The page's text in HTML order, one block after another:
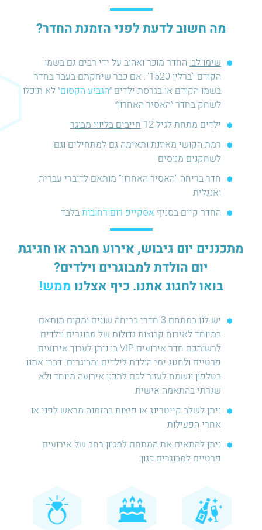
מה חשוב לדעת לפני הזמנת החדר?
שימו לב: החדר מוכר ואהוב על ידי רבים גם בשמו
הקודם "ברלין 1520". אם כבר שיחקתם בעבר בחדר
בשמו הקודם או בגרסת ילדים ״הגביע הקסום״ לא תוכלו
לשחק בחדר ״האסיר האחרון״
ילדים מתחת לגיל 12
חייבים בליווי מבוגר
רמת הקושי מאוזנת ותאימה גם למתחילים וגם
לשחקנים מנוסים
חדר בריחה "האסיר האחרון" מותאם לדוברי עברית
ואנגלית
החדר קיים בסניף אסקייפ רום רחובותבלבד
מתכננים יום גיבוש, אירוע חברה או חגיגת
יום הולדת למבוגרים וילדים?
בואו לחגוג אתנו. כיף אצלנוממש!
יש לנו במתחם 3 חדרי בריחה שונים ומקום מותאם
במיוחד לאירוח קבוצות גדולות של מבוגרים וילדים.
לרשותכם חדר אירועים VIP בו ניתן לערוך אירועים
פרטיים ולחגוג ימי הולדת לילדים ומבוגרים. דברו אתנו
בטלפון ונשמח לעזור לכם לתכנן אירועה מיוחד ולא
שגרתי בהתאמה אישית
ניתן לשלב קייטרינג או פיצות בהזמנה מראש לפני או
אחרי הפעילות
ניתן להתאים את המתחם למגוון רחב של אירועים
פרטיים למבוגרים כגון: